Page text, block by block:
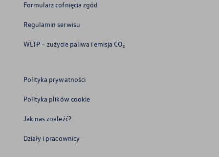
Formularz cofnięcia zgód
Regulamin serwisu
WLTP – zużycie paliwa i emisja CO₂
Polityka prywatności
Polityka plików cookie
Jak nas znaleźć?
Działy i pracownicy